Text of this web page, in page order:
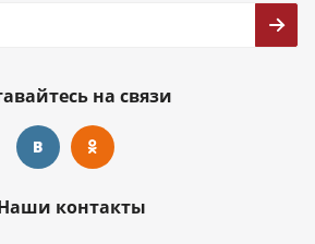
на связи
контакты